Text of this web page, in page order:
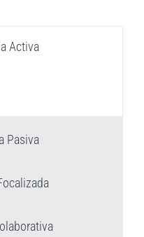
Activa
Pasiva